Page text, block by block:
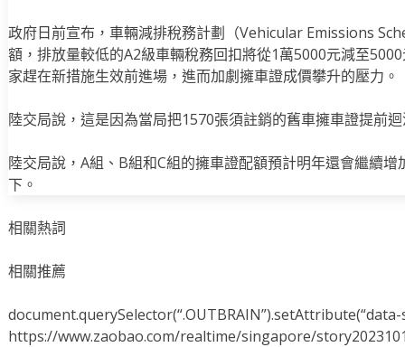
政府日前宣布，車輛減排稅務計劃（Vehicular Emissions
額，排放量較低的A2級車輛稅務回扣將從1萬5000元減至
家趕在新措施生效前進場，進而加劇擁車證成價攀升的壓力。
陸交局說，這是因為當局把1570張須註銷的舊車擁車證提前
陸交局說，A組、B組和C組的擁車證配額預計明年還會繼續
下。
相關熱詞
相關推薦
document.querySelector(“.OUTBRAIN”).setAttribute(“data-
https://www.zaobao.com/realtime/singapore/